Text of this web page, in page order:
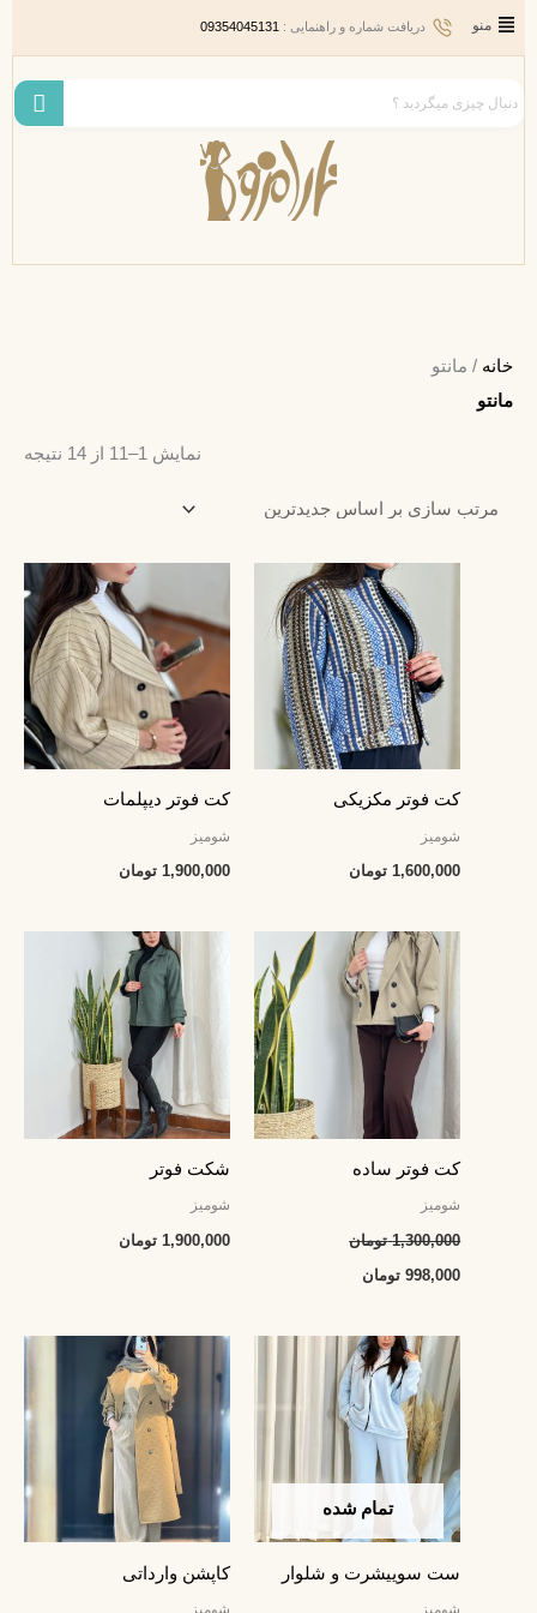
پرش Main
Menu
منو دریافت شماره و راهنمایی : 09354045131
خانه / مانتو
مانتو
نمایش 1–11 از 14 نتیجه
کت فوتر مکزیکی
شومیز
1,600,000 تومان
کت فوتر دیپلمات
شومیز
1,900,000 تومان
کت فوتر ساده
شومیز
1,300,000 تومان
قیمت
اصلی:
1,300,000 تومان
بود.
998,000 تومان
قیمت
فعلی:
998,000 تومان.
شکت فوتر
شومیز
1,900,000 تومان
تمام شده
ست سوییشرت و شلوار
شومیز
قیمت
اصلی:
1,100,000 تومان
بود.
قیمت
فعلی:
958,000 تومان.
کاپشن وارداتی
شومیز